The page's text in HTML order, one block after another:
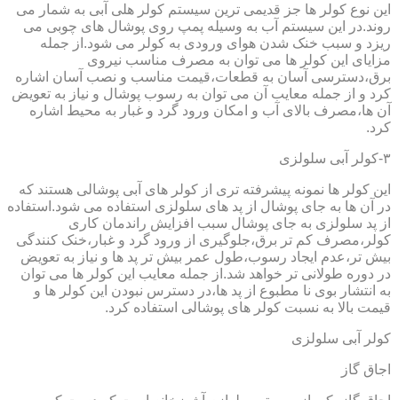
این نوع کولر ها جز قدیمی ترین سیستم کولر هلی آبی به شمار می
روند.در این سیستم آب به وسیله پمپ روی پوشال های چوبی می
ریزد و سبب خنک شدن هوای ورودی به کولر می شود.از جمله
مزایای این کولر ها می توان به مصرف مناسب نیروی
برق،دسترسی آسان به قطعات،قیمت مناسب و نصب آسان اشاره
کرد و از جمله معایب آن می توان به رسوب پوشال و نیاز به تعویض
آن ها،مصرف بالای آب و امکان ورود گرد و غبار به محیط اشاره
کرد.
۳-کولر آبی سلولزی
این کولر ها نمونه پیشرفته تری از کولر های آبی پوشالی هستند که
در آن ها به جای پوشال از پد های سلولزی استفاده می شود.استفاده
از پد سلولزی به جای پوشال سبب افزایش راندمان کاری
کولر،مصرف کم تر برق،جلوگیری از ورود گرد و غبار،خنک کنندگی
بیش تر،عدم ایجاد رسوب،طول عمر بیش تر پد ها و نیاز به تعویض
در دوره طولانی تر خواهد شد.از جمله معایب این کولر ها می توان
به انتشار بوی نا مطبوع از پد ها،در دسترس نبودن این کولر ها و
قیمت بالا به نسبت کولر های پوشالی استفاده کرد.
کولر آبی سلولزی
اجاق گاز